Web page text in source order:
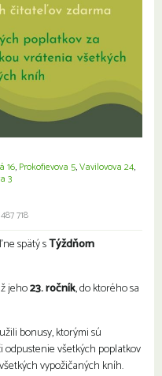
16, Prokofievova 5,Vavilovova 24,
3
718
spätý sTýždňom
jeho23. ročník, do ktorého sa
bonusy, ktorými sú
všetkých poplatkov
vypožičaných kníh.